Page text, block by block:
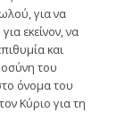
για να
εκείνον, να
και
του
όνομα του
Κύριο για τη